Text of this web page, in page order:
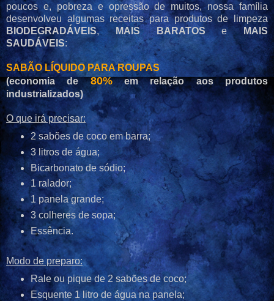
poucos e, pobreza e opressão de muitos, nossa família
desenvolveu algumas receitas para produtos de limpeza
BIODEGRADÁVEIS, MAIS BARATOS e MAIS
SAUDÁVEIS:
SABÃO LÍQUIDO PARA ROUPAS
(economia de80%em relação aos produtos
industrializados)
O que irá precisar:
2 sabões de coco em barra;
3 litros de água;
Bicarbonato de sódio;
1 ralador;
1 panela grande;
3 colheres de sopa;
Essência.
Modo de preparo:
Rale ou pique de 2 sabões de coco;
Esquente 1 litro de água na panela;